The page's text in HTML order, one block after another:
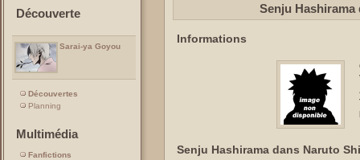
Découverte
Sarai-ya Goyou
Découvertes
Planning
Multimédia
Fanfictions
Senju
Informations
Senju Hashirama dans Naruto